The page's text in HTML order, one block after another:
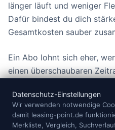
länger läuft und weniger
Dafür bindest du dich
Gesamtkosten sauber
Ein Abo lohnt sich eher,
einen überschaubaren
Fahrzeugklasse zu dir
Limousine besonders
Kleinwagen oder Kombi
Datenschutz-Einstellungen
Wir verwenden notwendige
damit leasing-point.de
Merkliste, Vergleich,